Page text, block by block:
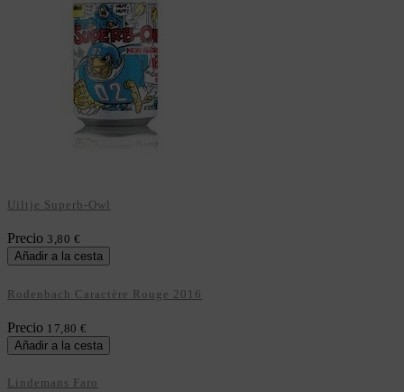
Uiltje Superb-Owl
Precio 3,80 €
Añadir a la cesta
Rodenbach Caractère Rouge 2016
Precio 17,80 €
Añadir a la cesta
Lindemans Faro